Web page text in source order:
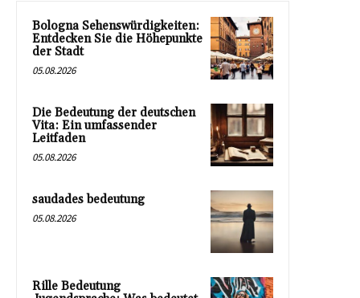
Bologna Sehenswürdigkeiten:
Entdecken Sie die Höhepunkte
der Stadt
05.08.2026
Die Bedeutung der deutschen
Vita: Ein umfassender
Leitfaden
05.08.2026
saudades bedeutung
05.08.2026
Rille Bedeutung